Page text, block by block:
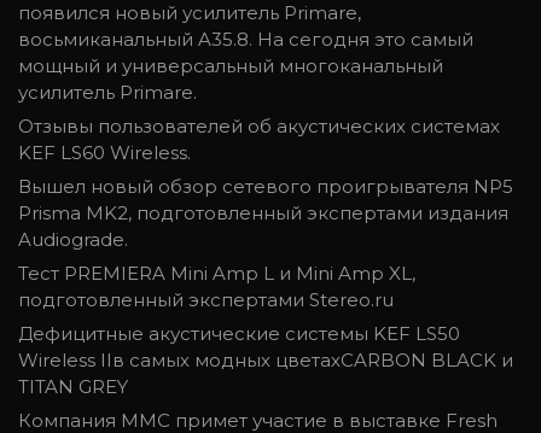
появился новый усилитель Primare,
восьмиканальный A35.8. На сегодня это самый
мощный и универсальный многоканальный
усилитель Primare.
Отзывы пользователей об акустических системах
KEF LS60 Wireless.
Вышел новый обзор сетевого проигрывателя NP5
Prisma MK2, подготовленный экспертами издания
Audiograde.
Тест PREMIERA Mini Amp L и Mini Amp XL,
подготовленный экспертами Stereo.ru
Дефицитные акустические системы KEF LS50
Wireless IIв самых модных цветахCARBON BLACK и
TITAN GREY
Компания ММС примет участие в выставке Fresh